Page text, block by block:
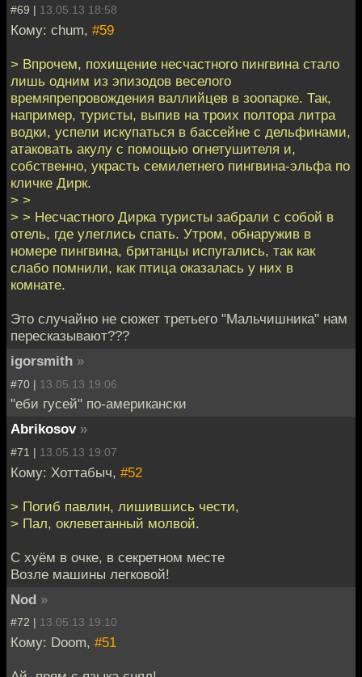
#69 | 13.05.13 18:58
Кому: chum, #59
> Впрочем, похищение несчастного пингвина стало
лишь одним из эпизодов веселого
времяпрепровождения валлийцев в зоопарке. Так,
например, туристы, выпив на троих полтора литра
водки, успели искупаться в бассейне с дельфинами,
атаковать акулу с помощью огнетушителя и,
собственно, украсть семилетнего пингвина-эльфа по
кличке Дирк.
> >
> > Несчастного Дирка туристы забрали с собой в
отель, где улеглись спать. Утром, обнаружив в
номере пингвина, британцы испугались, так как
слабо помнили, как птица оказалась у них в
комнате.
Это случайно не сюжет третьего "Мальчишника" нам
пересказывают???
igorsmith »
#70 | 13.05.13 19:06
"еби гусей" по-американски
Abrikosov »
#71 | 13.05.13 19:07
Кому: Хоттабыч, #52
> Погиб павлин, лишившись чести,
> Пал, оклеветанный молвой.
С хуём в очке, в секретном месте
Возле машины легковой!
Nod »
#72 | 13.05.13 19:10
Кому: Doom, #51